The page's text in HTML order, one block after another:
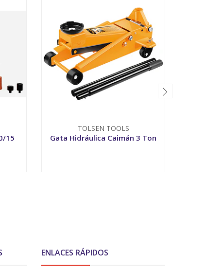
15
TOLSEN TOOLS
Gata Hidráulica Caimán 3 Ton
ENLACES RÁPIDOS